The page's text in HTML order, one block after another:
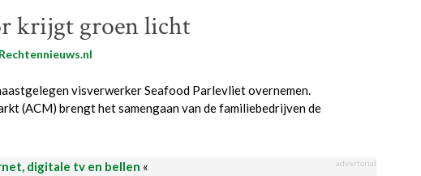
krijgt groen licht
Rechtennieuws.nl
visverwerker Seafood Parlevliet overnemen.
(ACM) brengt het samengaan van de familiebedrijven de
digitale tv en bellen « advertorial